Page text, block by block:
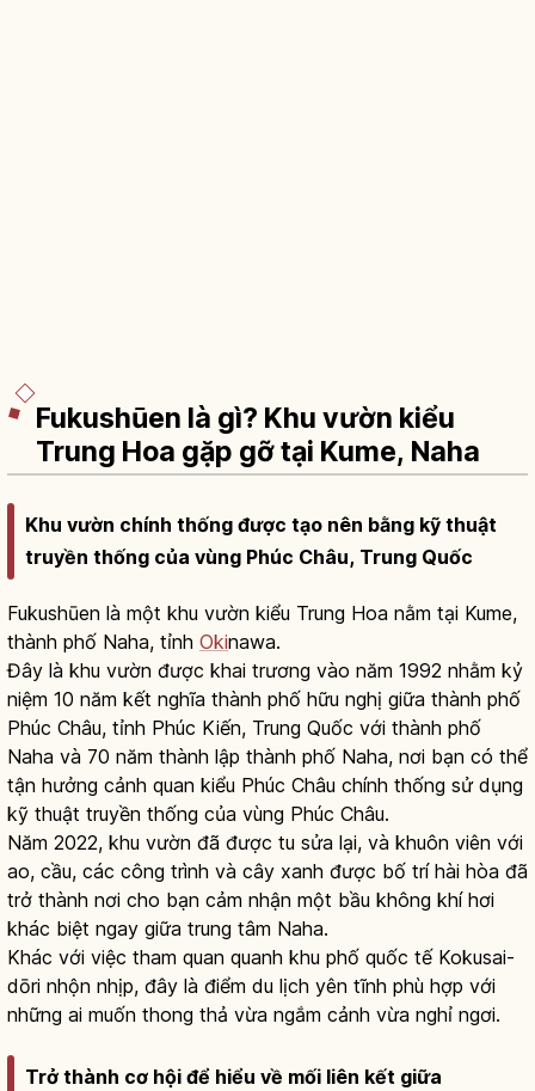
Fukushūen là gì? Khu vườn kiểu
Trung Hoa gặp gỡ tại Kume, Naha
Khu vườn chính thống được tạo nên bằng kỹ thuật
truyền thống của vùng Phúc Châu, Trung Quốc
Fukushūen là một khu vườn kiểu Trung Hoa nằm tại Kume,
thành phố Naha, tỉnh Okinawa.
Đây là khu vườn được khai trương vào năm 1992 nhằm kỷ
niệm 10 năm kết nghĩa thành phố hữu nghị giữa thành phố
Phúc Châu, tỉnh Phúc Kiến, Trung Quốc với thành phố
Naha và 70 năm thành lập thành phố Naha, nơi bạn có thể
tận hưởng cảnh quan kiểu Phúc Châu chính thống sử dụng
kỹ thuật truyền thống của vùng Phúc Châu.
Năm 2022, khu vườn đã được tu sửa lại, và khuôn viên với
ao, cầu, các công trình và cây xanh được bố trí hài hòa đã
trở thành nơi cho bạn cảm nhận một bầu không khí hơi
khác biệt ngay giữa trung tâm Naha.
Khác với việc tham quan quanh khu phố quốc tế Kokusai-
dōri nhộn nhịp, đây là điểm du lịch yên tĩnh phù hợp với
những ai muốn thong thả vừa ngắm cảnh vừa nghỉ ngơi.
Trở thành cơ hội để hiểu về mối liên kết giữa